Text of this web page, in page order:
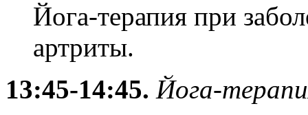
Йога-терапия при
артриты.
13:45-14:45. Йога-